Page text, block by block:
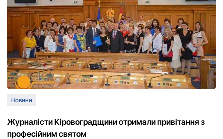
Новини
Журналісти Кіровоградщини отримали привітання з
професійним святом